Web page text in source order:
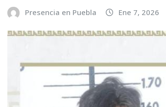
Presencia en Puebla Ene 7, 2026